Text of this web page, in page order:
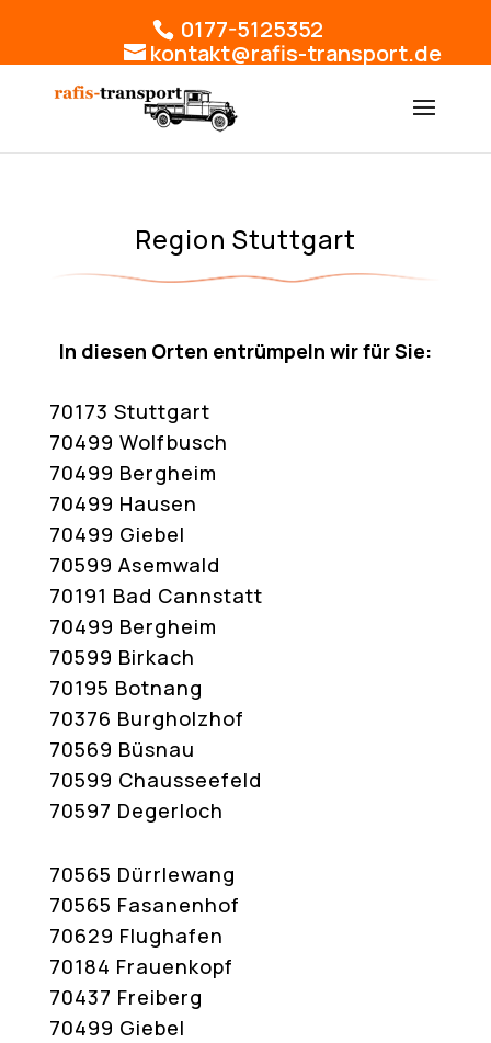
0177-5125352
kontakt@rafis-transport.de
Region Stuttgart
In diesen Orten entrümpeln wir für Sie:
70173 Stuttgart
70499 Wolfbusch
70499 Bergheim
70499 Hausen
70499 Giebel
70599 Asemwald
70191 Bad Cannstatt
70499 Bergheim
70599 Birkach
70195 Botnang
70376 Burgholzhof
70569 Büsnau
70599 Chausseefeld
70597 Degerloch
70565 Dürrlewang
70565 Fasanenhof
70629 Flughafen
70184 Frauenkopf
70437 Freiberg
70499 Giebel